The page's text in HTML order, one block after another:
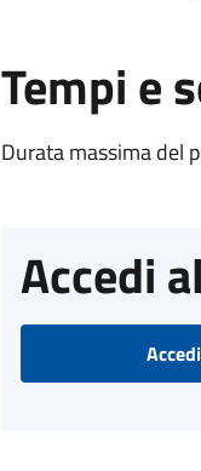
Tempi e
Durata massima del
Accedi